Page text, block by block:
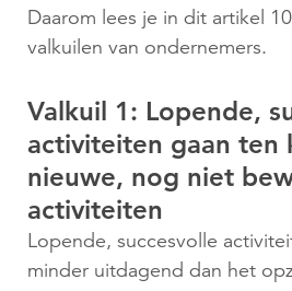
Daarom lees je in dit artikel
valkuilen van ondernemers.
Valkuil 1: Lopende,
activiteiten gaan ten
nieuwe, nog niet
activiteiten
Lopende, succesvolle
minder uitdagend dan het